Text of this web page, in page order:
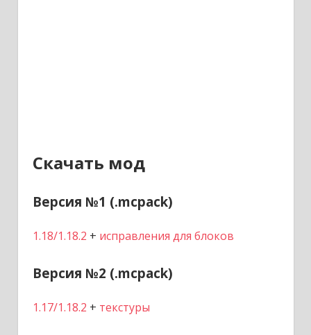
Скачать мод
Версия №1 (.mcpack)
1.18/1.18.2 + исправления для блоков
Версия №2 (.mcpack)
1.17/1.18.2 + текстуры